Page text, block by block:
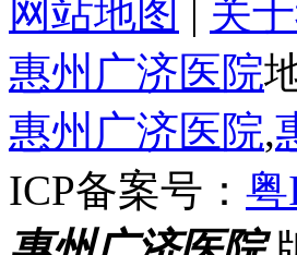
网站地图 | 关
惠州广济医院
惠州广济医院,
ICP备案号： 粤